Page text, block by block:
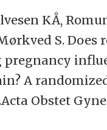
KÅ,
S. Does
pregnancy
A
Obstet